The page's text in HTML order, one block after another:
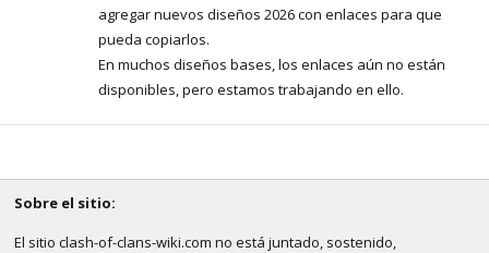
agregar nuevos diseños 2026 con enlaces para que
pueda copiarlos.
En muchos diseños bases, los enlaces aún no están
disponibles, pero estamos trabajando en ello.
Sobre el sitio:
El sitio clash-of-clans-wiki.com no está juntado, sostenido,